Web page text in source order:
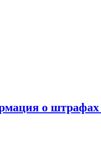
о